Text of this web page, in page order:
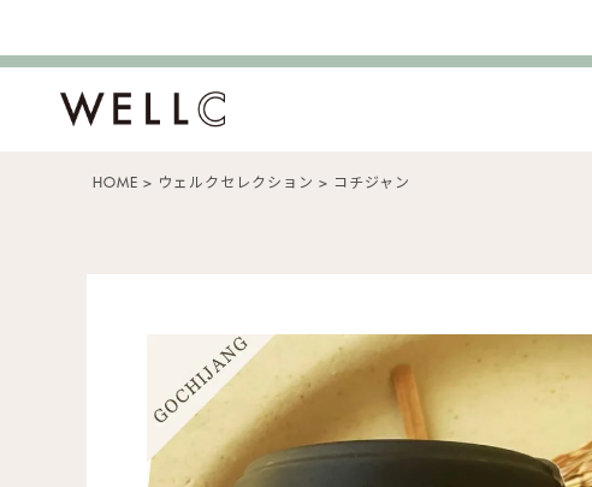
HOME ウェルクセレクション コチジャン